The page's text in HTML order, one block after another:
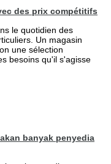
des prix compétitifs
le quotidien des
Un magasin
une sélection
besoins qu'il s'agisse
banyak penyedia